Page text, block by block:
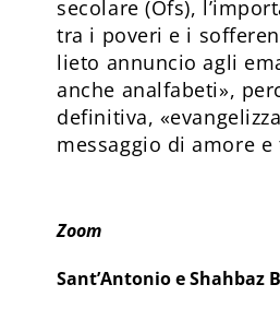
secolare (Ofs),
tra i poveri e i
lieto annuncio agli
anche analfabeti»,
definitiva,
messaggio di amore
Zoom
Sant’Antonio e Shahbaz